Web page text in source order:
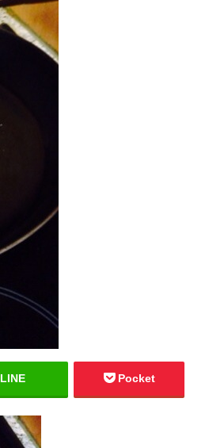
LINE Pocket